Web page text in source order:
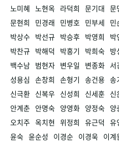
노미혜 노현옥 라덕희 문기대 문
문현희
민경래 민병호 민부세 민
박상수 박선규 박승후 박영희 박
박찬규 박해덕 박흥기 박희숙 방
백수남 범현자 변우일 변종화 서
성용심 손창희 손형기 송건용 송
신극환 신복우 신성희 신세훈 신
안계춘 안명숙 양영화 양정숙 양
오치주 옥치현 위정희 유근덕 유
윤숙 윤순성 이경순 이경욱 이계